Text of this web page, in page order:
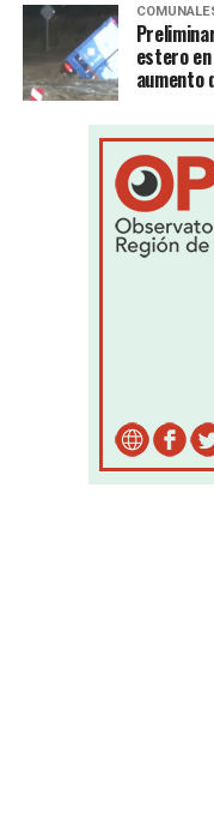
estero
aumento